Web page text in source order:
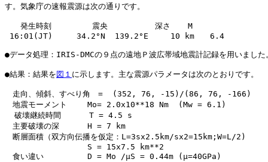
す。気象庁の速報震源は次の通りです。
発生時刻　　　  　震央　     　　深さ　  M
16:01(JT)     34.2°N  139.2°E  　 10 km　　6.4
●データ処理：IRIS-DMCの９点の遠地Ｐ波広帯域地震計記録を用いました
●結果：結果を 図１ に示します。主な震源パラメータは次のとおりです。
走向、傾斜、すべり角　=  (352, 76, -15)/(86, 76, -166)
地震モーメント　　 Mo= 2.0x10**18 Nm  (Mw = 6.1)
  破壊継続時間 　　　T = 4.5 s
主要破壊の深　　　 H = 7 km
断層面積（双方向伝播を仮定：L=3sx2.5km/sx2=15km;W=L/2)
S = 15x7.5 km**2
食い違い　　　　　 D = Mo /μS = 0.44m (μ=40GPa)